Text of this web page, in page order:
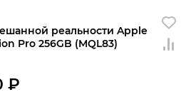
реальности Apple
Pro 256GB (MQL83)
₽